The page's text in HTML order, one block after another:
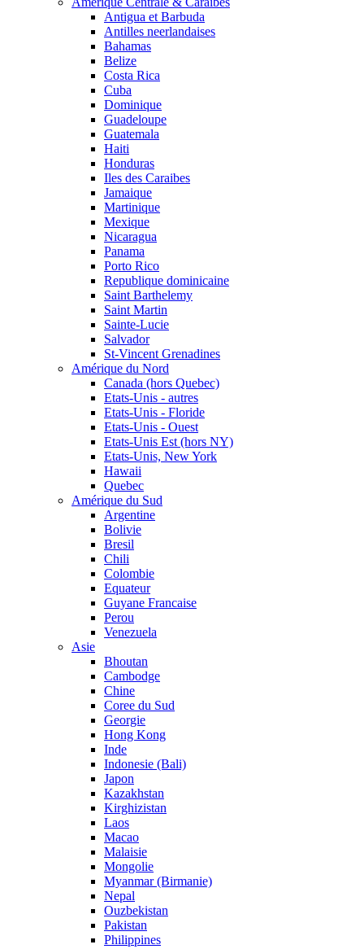
Antigua et Barbuda
Antilles neerlandaises
Bahamas
Belize
Costa Rica
Cuba
Dominique
Guadeloupe
Guatemala
Haiti
Honduras
Iles des Caraibes
Jamaique
Martinique
Mexique
Nicaragua
Panama
Porto Rico
Republique dominicaine
Saint Barthelemy
Saint Martin
Sainte-Lucie
Salvador
St-Vincent Grenadines
Amérique du Nord
Canada (hors Quebec)
Etats-Unis - autres
Etats-Unis - Floride
Etats-Unis - Ouest
Etats-Unis Est (hors NY)
Etats-Unis, New York
Hawaii
Quebec
Amérique du Sud
Argentine
Bolivie
Bresil
Chili
Colombie
Equateur
Guyane Francaise
Perou
Venezuela
Asie
Bhoutan
Cambodge
Chine
Coree du Sud
Georgie
Hong Kong
Inde
Indonesie (Bali)
Japon
Kazakhstan
Kirghizistan
Laos
Macao
Malaisie
Mongolie
Myanmar (Birmanie)
Nepal
Ouzbekistan
Pakistan
Philippines